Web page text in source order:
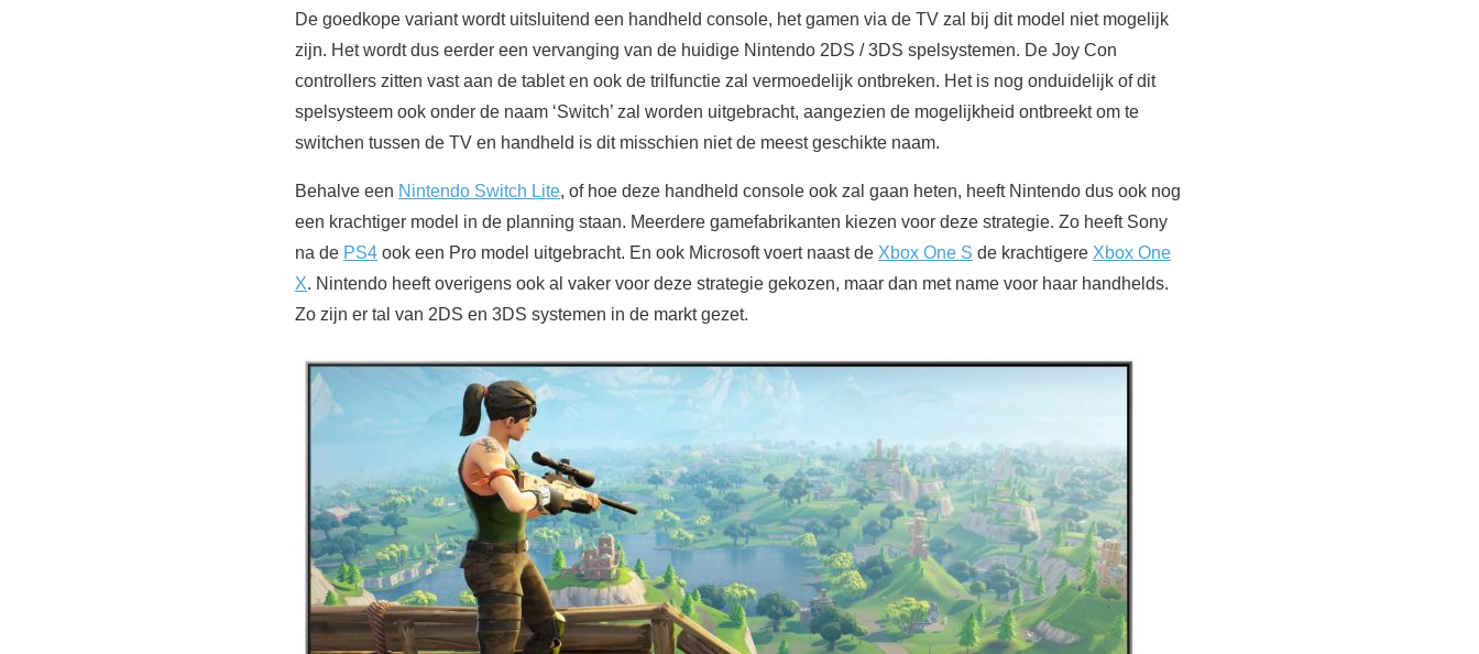
De goedkope variant wordt uitsluitend een handheld console, het gamen via de TV zal bij dit model niet mogelijk
zijn. Het wordt dus eerder een vervanging van de huidige Nintendo 2DS / 3DS spelsystemen. De Joy Con
controllers zitten vast aan de tablet en ook de trilfunctie zal vermoedelijk ontbreken. Het is nog onduidelijk of dit
spelsysteem ook onder de naam ‘Switch’ zal worden uitgebracht, aangezien de mogelijkheid ontbreekt om te
switchen tussen de TV en handheld is dit misschien niet de meest geschikte naam.
Behalve een Nintendo Switch Lite, of hoe deze handheld console ook zal gaan heten, heeft Nintendo dus ook nog
een krachtiger model in de planning staan. Meerdere gamefabrikanten kiezen voor deze strategie. Zo heeft Sony
na de PS4 ook een Pro model uitgebracht. En ook Microsoft voert naast de Xbox One S de krachtigere Xbox One
X. Nintendo heeft overigens ook al vaker voor deze strategie gekozen, maar dan met name voor haar handhelds.
Zo zijn er tal van 2DS en 3DS systemen in de markt gezet.